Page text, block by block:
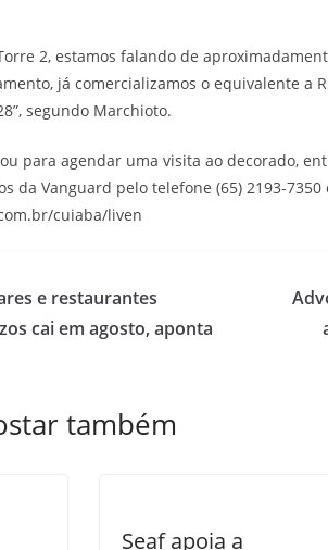
2, estamos falando de
já comercializamos o equivalente a
segundo Marchioto.
para agendar uma visita ao decorado,
da Vanguard pelo telefone (65) 2193-7350
cuiaba/liven
e restaurantes
cai em agosto, aponta
também
Seaf apoia a